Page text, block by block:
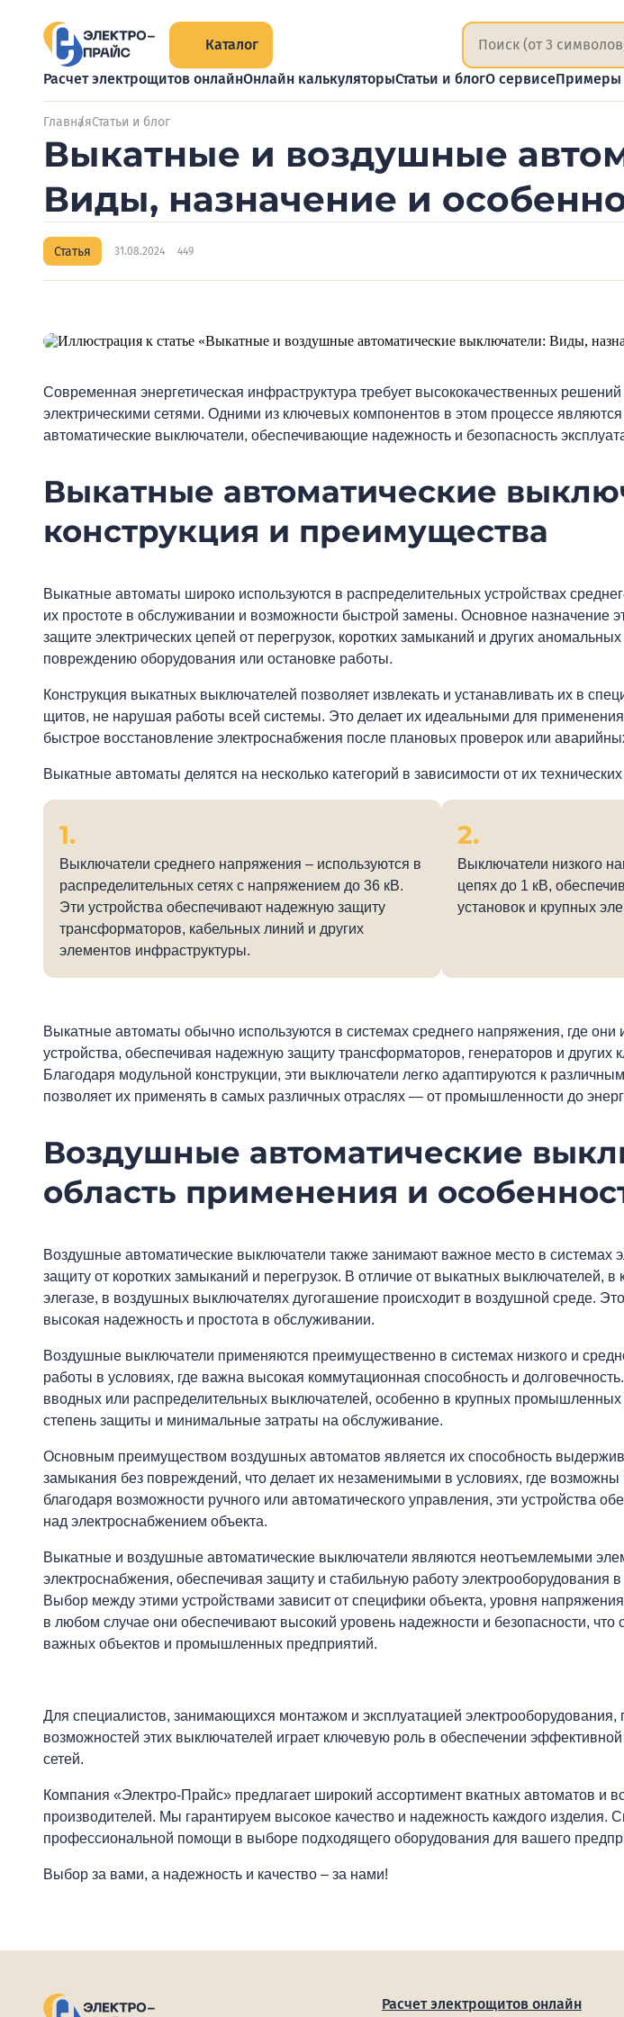
Каталог
Расчет электрощитов онлайнОнлайн калькуляторыСтатьи и блогО сервисеПримеры
ГлавнаяСтатьи и блог
Выкатные и воздушные
Виды, назначение и
Статья 31.08.2024 449
Современная энергетическая инфраструктура требует высококачественных
электрическими сетями. Одними из ключевых компонентов в этом процессе
автоматические выключатели, обеспечивающие надежность и безопасность
Выкатные автоматические
конструкция и преимущества
Выкатные автоматы широко используются в распределительных устройствах
их простоте в обслуживании и возможности быстрой замены. Основное назначение
защите электрических цепей от перегрузок, коротких замыканий и других
повреждению оборудования или остановке работы.
Конструкция выкатных выключателей позволяет извлекать и устанавливать их в
щитов, не нарушая работы всей системы. Это делает их идеальными для применения
быстрое восстановление электроснабжения после плановых проверок или
Выкатные автоматы делятся на несколько категорий в зависимости от их
Выключатели среднего напряжения – используются в
распределительных сетях с напряжением до 36 кВ.
Эти устройства обеспечивают надежную защиту
трансформаторов, кабельных линий и других
элементов инфраструктуры.
Выключатели низкого
цепях до 1 кВ,
установок и крупных
Выкатные автоматы обычно используются в системах среднего напряжения, где они
устройства, обеспечивая надежную защиту трансформаторов, генераторов и других
Благодаря модульной конструкции, эти выключатели легко адаптируются к
позволяет их применять в самых различных отраслях — от промышленности до
Воздушные автоматические
область применения и
Воздушные автоматические выключатели также занимают важное место в системах
защиту от коротких замыканий и перегрузок. В отличие от выкатных выключателей, в
элегазе, в воздушных выключателях дугогашение происходит в воздушной среде.
высокая надежность и простота в обслуживании.
Воздушные выключатели применяются преимущественно в системах низкого и
работы в условиях, где важна высокая коммутационная способность и
вводных или распределительных выключателей, особенно в крупных промышленных
степень защиты и минимальные затраты на обслуживание.
Основным преимуществом воздушных автоматов является их способность
замыкания без повреждений, что делает их незаменимыми в условиях, где возможны
благодаря возможности ручного или автоматического управления, эти устройства
над электроснабжением объекта.
Выкатные и воздушные автоматические выключатели являются неотъемлемыми
электроснабжения, обеспечивая защиту и стабильную работу электрооборудования
Выбор между этими устройствами зависит от специфики объекта, уровня
в любом случае они обеспечивают высокий уровень надежности и безопасности, что
важных объектов и промышленных предприятий.
Для специалистов, занимающихся монтажом и эксплуатацией электрооборудования,
возможностей этих выключателей играет ключевую роль в обеспечении
сетей.
Компания «Электро-Прайс» предлагает широкий ассортимент вкатных автоматов и
производителей. Мы гарантируем высокое качество и надежность каждого изделия.
профессиональной помощи в выборе подходящего оборудования для вашего
Выбор за вами, а надежность и качество – за нами!
Расчет электрощитов онлайн